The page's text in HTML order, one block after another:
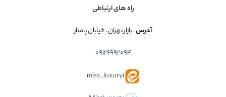
راه های ارتباطی
آدرس: بازار تهران ، خیابان پامنار
09126992094
miss_luxury1